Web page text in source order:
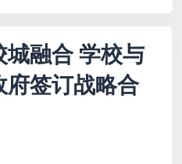
融合 学校与
府签订战略合